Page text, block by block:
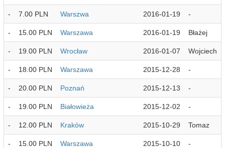
- 7.00 PLN Warszwa 2016-01-19 -
- 15.00 PLN Warszawa 2016-01-19 Błażej
- 19.00 PLN Wrocław 2016-01-07 Wojciech
- 18.00 PLN Warszawa 2015-12-28 -
- 20.00 PLN Poznań 2015-12-13 -
- 19.00 PLN Białowieża 2015-12-02 -
- 12.00 PLN Kraków 2015-10-29 Tomaz
- 15.00 PLN Warszawa 2015-10-10 -